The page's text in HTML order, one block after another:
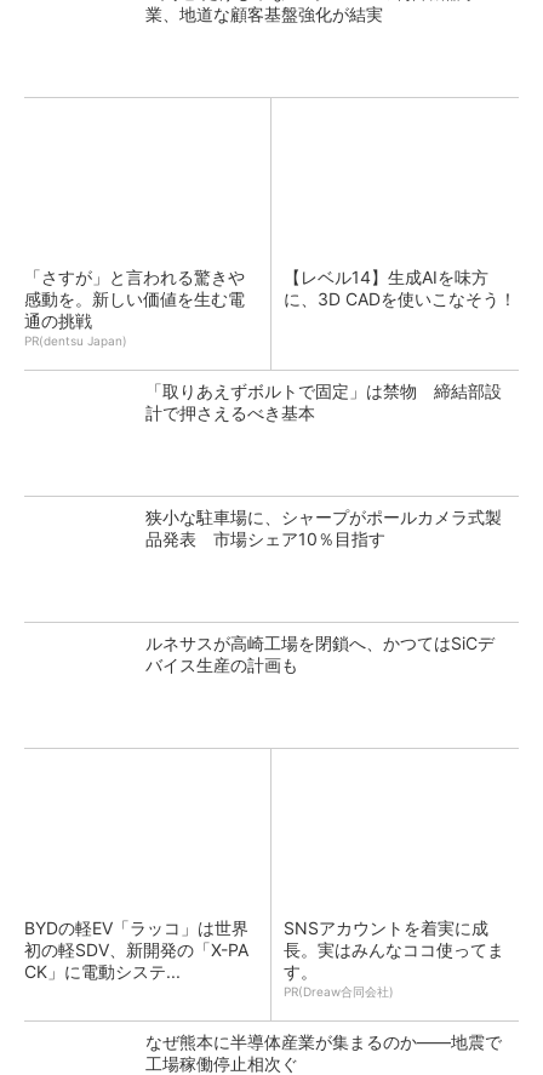
業、地道な顧客基盤強化が結実
「さすが」と言われる驚きや
感動を。新しい価値を生む電
通の挑戦
PR(dentsu Japan)
【レベル14】生成AIを味方
に、3D CADを使いこなそう！
「取りあえずボルトで固定」は禁物 締結部設
計で押さえるべき基本
狭小な駐車場に、シャープがポールカメラ式製
品発表 市場シェア10％目指す
ルネサスが高崎工場を閉鎖へ、かつてはSiCデ
バイス生産の計画も
BYDの軽EV「ラッコ」は世界
初の軽SDV、新開発の「X-PA
CK」に電動システ...
SNSアカウントを着実に成
長。実はみんなココ使ってま
す。
PR(Dreaw合同会社)
なぜ熊本に半導体産業が集まるのか――地震で
工場稼働停止相次ぐ